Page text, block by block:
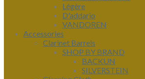
Légère
D'addario
VANDOREN
Accessories
Clarinet Barrels
SHOP BY BRAND
BACKUN
SILVERSTEIN